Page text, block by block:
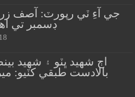
ڊسمبر تي
اڄ شهيد ڀٽو ۽ شهيد
بالادست طبقي کٽيو: